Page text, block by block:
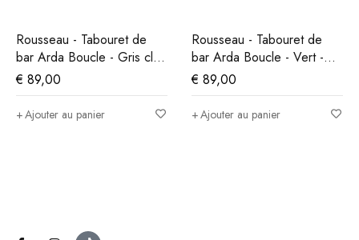
Rousseau - Tabouret de
bar Arda Boucle - Gris clair
- 86x49x46 cm
€ 89,00
Ajouter au panier
Rousseau - Tabouret de
bar Arda Boucle - Vert -
86x49x46 cm
€ 89,00
Ajouter au panier